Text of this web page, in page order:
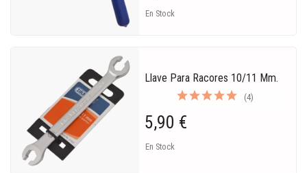
En Stock
Llave Para Racores 10/11 Mm.
(4)
5,90 €
En Stock